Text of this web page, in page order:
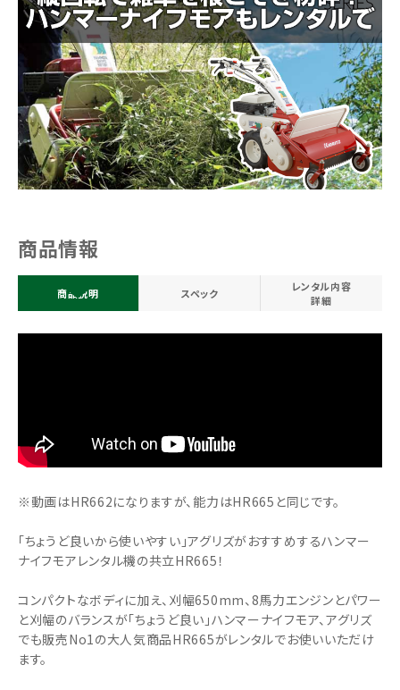
商品情報
商品説明 スペック
レンタル内容
詳細
※動画はHR662になりますが、能力はHR665と同じです。
「ちょうど良いから使いやすい」アグリズがおすすめするハンマー
ナイフモアレンタル機の共立HR665！
コンパクトなボディに加え、刈幅650mm、8馬力エンジンとパワー
と刈幅のバランスが｢ちょうど良い｣ハンマーナイフモア、アグリズ
でも販売No1の大人気商品HR665がレンタルでお使いいただけ
ます。